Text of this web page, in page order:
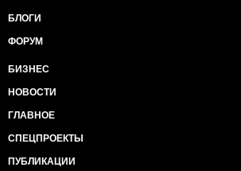
БЛОГИ
ФОРУМ
БИЗНЕС
НОВОСТИ
ГЛАВНОЕ
СПЕЦПРОЕКТЫ
ПУБЛИКАЦИИ